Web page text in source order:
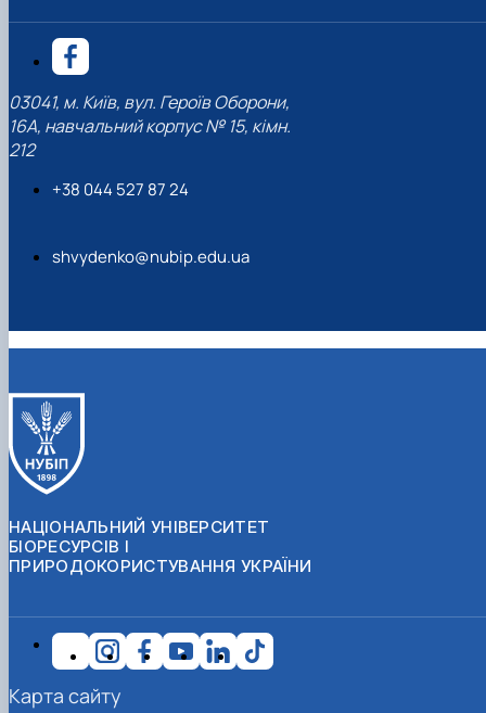
03041, м. Київ, вул. Героїв Оборони,
16А, навчальний корпус № 15, кімн.
212
+38 044 527 87 24
shvydenko@nubip.edu.ua
НАЦІОНАЛЬНИЙ УНІВЕРСИТЕТ
БІОРЕСУРСІВ І
ПРИРОДОКОРИСТУВАННЯ УКРАЇНИ
Карта сайту